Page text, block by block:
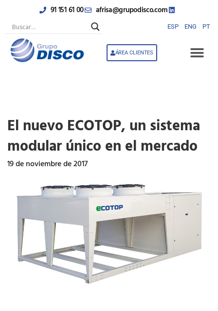
contenido
91 151 61 00 afrisa@grupodisco.com
ESP ENG PT
ÁREA CLIENTES
El nuevo ECOTOP, un sistema
modular único en el mercado
19 de noviembre de 2017